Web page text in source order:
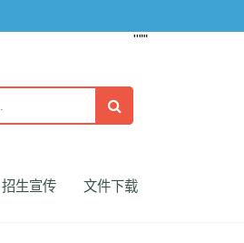
''""
招生宣传 文件下载